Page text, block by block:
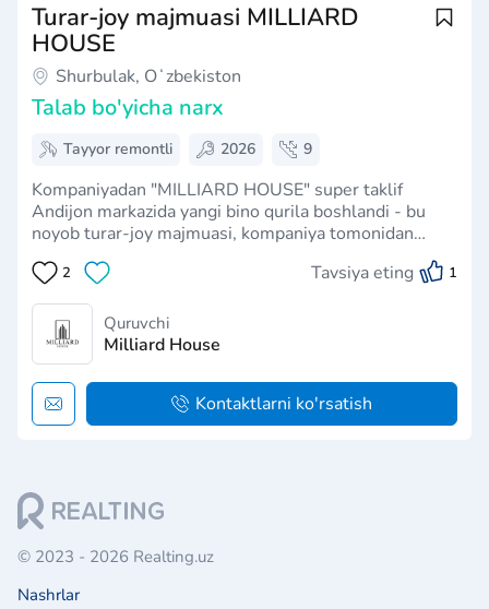
Turar-joy majmuasi MILLIARD
HOUSE
Shurbulak, Oʻzbekiston
Talab bo'yicha narx
Tayyor remontli 2026 9
Kompaniyadan "MILLIARD HOUSE" super taklif
Andijon markazida yangi bino qurila boshlandi - bu
noyob turar-joy majmuasi, kompaniya tomonidan
qurilgan uylarning har biri o'ziga xos tarzda noyobdir.
Yangi binolarda juda jozibador narxlarda kvartiralarni
2 Tavsiya eting 1
Quruvchi
Milliard House
Kontaktlarni ko'rsatish
© 2023 - 2026 Realting.uz
Nashrlar